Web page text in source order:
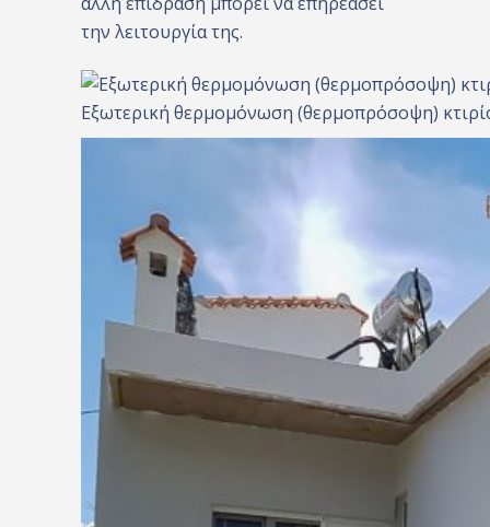
την λειτουργία της.
Εξωτερική θερμομόνωση (θερμοπρόσοψη)